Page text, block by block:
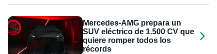
Mercedes-AMG prepara un
SUV eléctrico de 1.500 CV que
quiere romper todos los
récords